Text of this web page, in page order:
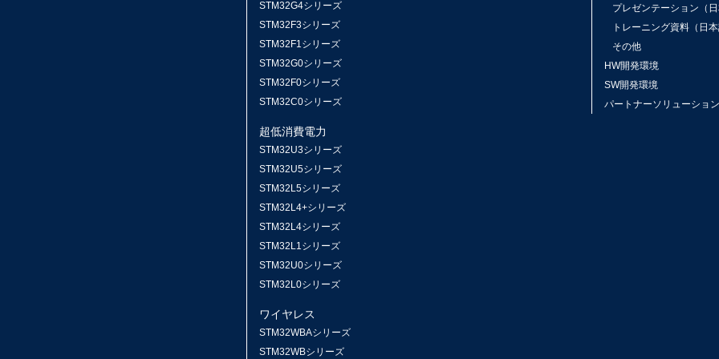
STM32G4シリーズ
STM32F3シリーズ
STM32F1シリーズ
STM32G0シリーズ
STM32F0シリーズ
STM32C0シリーズ
超低消費電力
STM32U3シリーズ
STM32U5シリーズ
STM32L5シリーズ
STM32L4+シリーズ
STM32L4シリーズ
STM32L1シリーズ
STM32U0シリーズ
STM32L0シリーズ
ワイヤレス
STM32WBAシリーズ
STM32WBシリーズ
プレゼンテーション（日
トレーニング資料（日本
その他
HW開発環境
SW開発環境
パートナーソリューション